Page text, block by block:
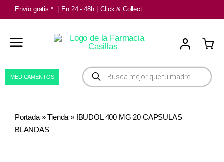
Saltar
al
contenido
Envío gratis * En 24 - 48h Click & Collect
Búsqueda
de
productos
MEDICAMENTOS
Portada»Tienda » IBUDOL 400 MG 20 CAPSULAS
BLANDAS